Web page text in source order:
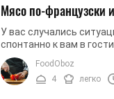
Мясо по-французски
У вас случались
спонтанно к вам в
друзья или родные?
их угостить вкусными
которые не требуют ...
FoodOboz
4
легко